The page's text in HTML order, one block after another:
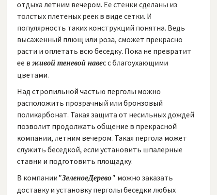
отдыха летним вечером. Ее стенки сделаны из
толстых плетеных реек в виде сетки. И
популярность таких конструкций понятна. Ведь
высаженный плющ или роза, сможет прекрасно
расти и оплетать всю беседку. Пока не превратит
ее в живой теневой навес с благоухающими
цветами.
Над стропильной частью перголы можно
расположить прозрачный или бронзовый
поликарбонат. Такая защита от несильных дождей
позволит продолжать общение в прекрасной
компании, летним вечером. Такая пергола может
служить беседкой, если установить шпалерные
ставни и подготовить площадку.
В компании"ЗеленоеДерево" можно заказать
доставку и установку перголы беседки любых